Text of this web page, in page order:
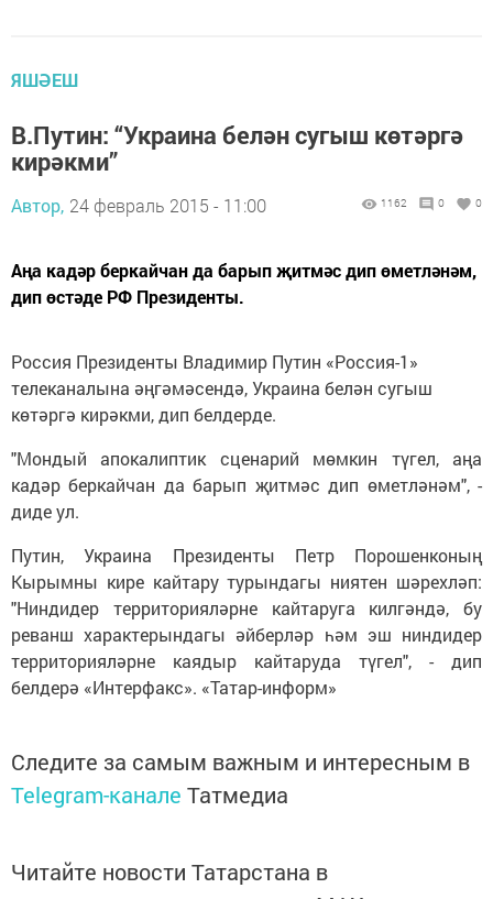
ЯШӘЕШ
В.Путин: “Украина белән сугыш көтәргә
кирәкми”
Автор, 24 февраль 2015 - 11:00 1162 0 0
Аңа кадәр беркайчан да барып җитмәс дип өметләнәм,
дип өстәде РФ Президенты.
Россия Президенты Владимир Путин «Россия-1»
телеканалына әңгәмәсендә, Украина белән сугыш
көтәргә кирәкми, дип белдерде.
"Мондый апокалиптик сценарий мөмкин түгел, аңа
кадәр беркайчан да барып җитмәс дип өметләнәм", -
диде ул.
Путин, Украина Президенты Петр Порошенконың
Кырымны кире кайтару турындагы ниятен шәрехләп:
"Ниндидер территорияләрне кайтаруга килгәндә, бу
реванш характерындагы әйберләр һәм эш ниндидер
территорияләрне каядыр кайтаруда түгел", - дип
белдерә «Интерфакс». «Татар-информ»
Следите за самым важным и интересным в
Telegram-канале Татмедиа
Читайте новости Татарстана в